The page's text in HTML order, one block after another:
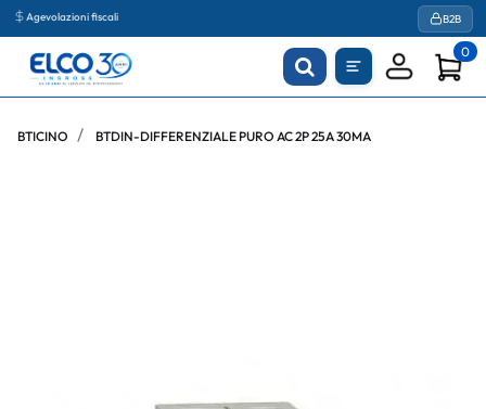
Agevolazioni fiscali B2B
0
BTICINO BTDIN-DIFFERENZIALE PURO AC 2P 25A 30MA